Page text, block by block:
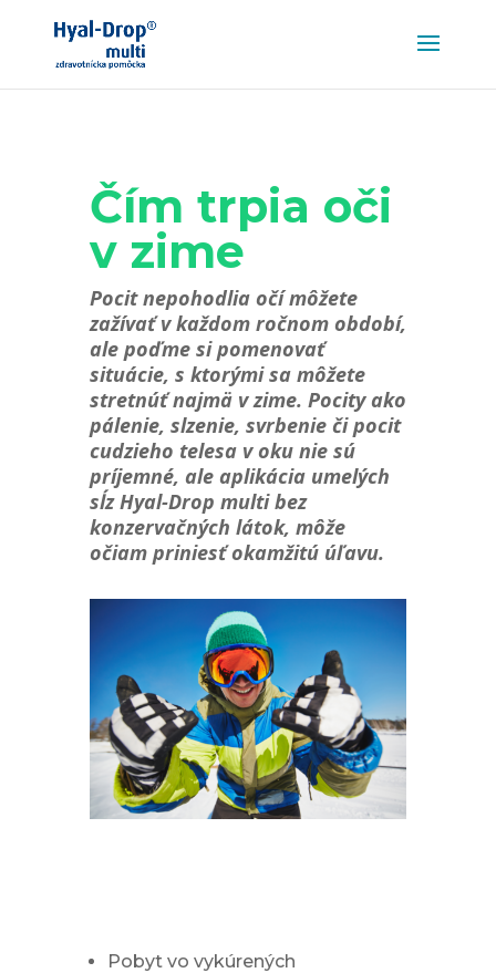
Čím trpia oči
v zime
Pocit nepohodlia očí môžete
zažívať v každom ročnom období,
ale poďme si pomenovať
situácie, s ktorými sa môžete
stretnúť najmä v zime. Pocity ako
pálenie, slzenie, svrbenie či pocit
cudzieho telesa v oku nie sú
príjemné, ale aplikácia umelých
sĺz Hyal-Drop multi bez
konzervačných látok, môže
očiam priniesť okamžitú úľavu.
Pobyt vo vykúrených